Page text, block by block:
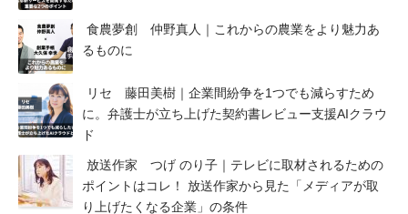
食農夢創 仲野真人｜これからの農業をより魅力あ
るものに
リセ 藤田美樹｜企業間紛争を1つでも減らすため
に。弁護士が立ち上げた契約書レビュー支援AIクラウ
ド
放送作家 つげ のり子｜テレビに取材されるための
ポイントはコレ！ 放送作家から見た「メディアが取
り上げたくなる企業」の条件